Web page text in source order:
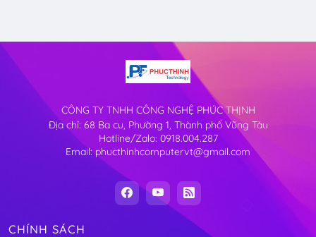
CÔNG TY TNHH CÔNG NGHỆ PHÚC THỊNH
Địa chỉ: 68 Ba cu, Phường 1, Thành phố Vũng Tàu
Hotline/Zalo: 0918.004.287
Email: phucthinhcomputervt@gmail.com
CHÍNH SÁCH